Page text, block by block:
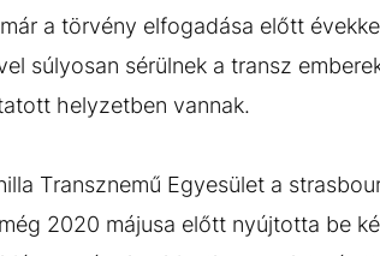
a törvény elfogadása előtt
súlyosan sérülnek a transz
helyzetben vannak.
Transznemű Egyesület a
2020 májusa előtt nyújtotta be